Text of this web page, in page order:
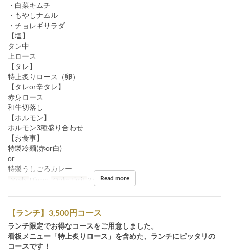
・白菜キムチ
・もやしナムル
・チョレギサラダ
【塩】
タン中
上ロース
【タレ】
特上炙りロース（卵）
【タレor辛タレ】
赤身ロース
和牛切落し
【ホルモン】
ホルモン3種盛り合わせ
【お食事】
特製冷麺(赤or白)
or
特製うしごろカレー
Meals Dinner Order Limit 2 ~ Read more
【ランチ】3,500円コース
ランチ限定でお得なコースをご用意しました。
看板メニュー「特上炙りロース」を含めた、ランチにピッタリの
コースです！